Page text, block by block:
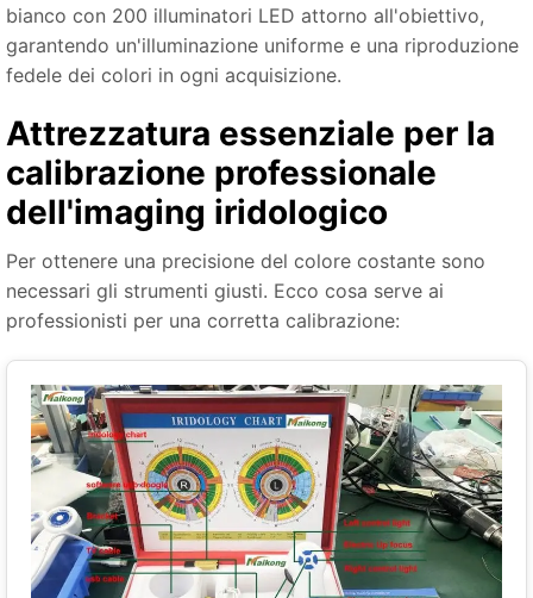
bianco con 200 illuminatori LED attorno all'obiettivo,
garantendo un'illuminazione uniforme e una riproduzione
fedele dei colori in ogni acquisizione.
Attrezzatura essenziale per la
calibrazione professionale
dell'imaging iridologico
Per ottenere una precisione del colore costante sono
necessari gli strumenti giusti. Ecco cosa serve ai
professionisti per una corretta calibrazione: